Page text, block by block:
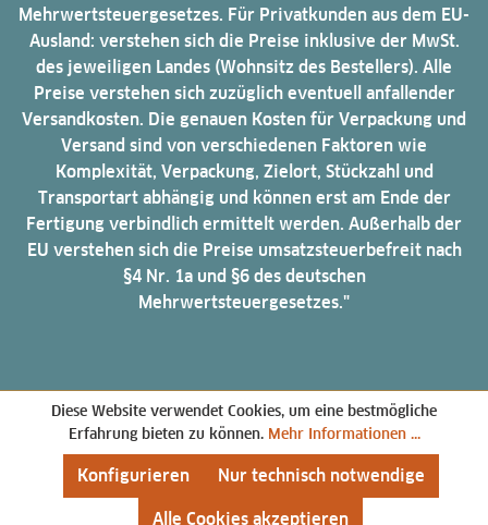
Mehrwertsteuergesetzes. Für Privatkunden aus dem EU-
Ausland: verstehen sich die Preise inklusive der MwSt.
des jeweiligen Landes (Wohnsitz des Bestellers). Alle
Preise verstehen sich zuzüglich eventuell anfallender
Versandkosten. Die genauen Kosten für Verpackung und
Versand sind von verschiedenen Faktoren wie
Komplexität, Verpackung, Zielort, Stückzahl und
Transportart abhängig und können erst am Ende der
Fertigung verbindlich ermittelt werden. Außerhalb der
EU verstehen sich die Preise umsatzsteuerbefreit nach
§4 Nr. 1a und §6 des deutschen
Mehrwertsteuergesetzes."
Diese Website verwendet Cookies, um eine bestmögliche
Erfahrung bieten zu können. Mehr Informationen ...
Nur technisch notwendige
Konfigurieren
Alle Cookies akzeptieren